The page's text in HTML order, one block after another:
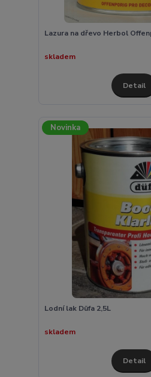
Lazura na dřevo Herbol
skladem
Detail
Novinka
Lodní lak Düfa 2,5L
skladem
Detail